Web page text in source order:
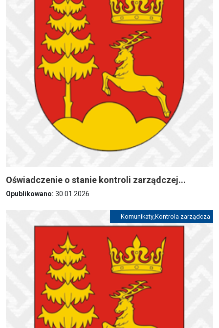
Oświadczenie o stanie kontroli zarządczej...
Opublikowano: 30.01.2026
Komunikaty,Kontrola zarządcza